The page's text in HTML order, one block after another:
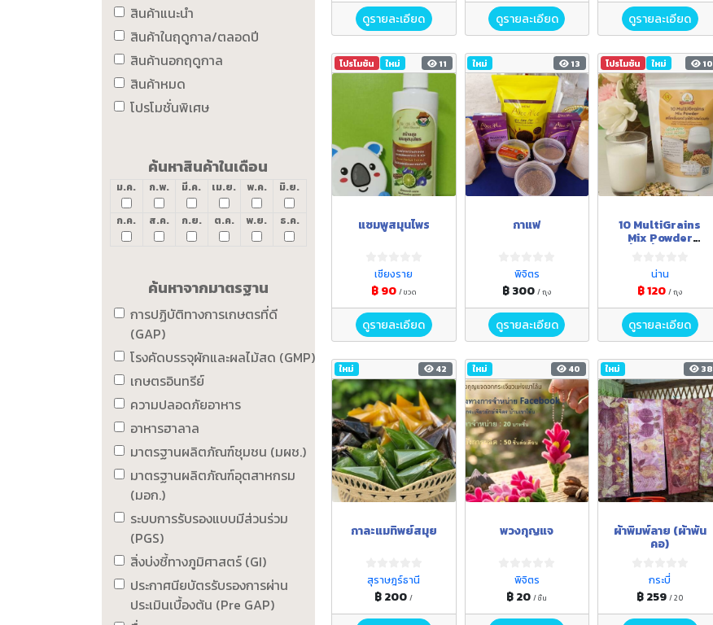
ดูรายละเอียด ดูรายละเอียด ดูรายละเอียด
โปรโมชัน ใหม่ 11
แซมพูสมุนไพร
เชียงราย
฿ 90 / ขวด
ดูรายละเอียด
ใหม่ 13
กาแฟ
พิจิตร
฿ 300 / ถุง
ดูรายละเอียด
โปรโมชัน ใหม่ 10
10 MultiGrains
Mix Powder
น่าน
฿ 120 / ถุง
ดูรายละเอียด
ใหม่ 42
กาละแมทิพย์สมุย
สุราษฎร์ธานี
฿ 200/
ใหม่ 40
พวงกุญแจ
พิจิตร
฿ 20/ ชิ้น
ใหม่ 38
ผ้าพิมพ์ลาย (ผ้าพัน
คอ)
กระบี่
฿ 259 / 20
สินค้าแนะนำ
สินค้าในฤดูกาล/ตลอดปี
สินค้านอกฤดูกาล
สินค้าหมด
โปรโมชั่นพิเศษ
ค้นหาสินค้าในเดือน
ม.ค. ก.พ. มี.ค. เม.ย. พ.ค. มิ.ย.
ก.ค. ส.ค. ก.ย. ต.ค. พ.ย. ธ.ค.
ค้นหาจากมาตรฐาน
การปฏิบัติทางการเกษตรที่ดี
(GAP)
โรงคัดบรรจุผักและผลไม้สด (GMP)
เกษตรอินทรีย์
ความปลอดภัยอาหาร
อาหารฮาลาล
มาตรฐานผลิตภัณฑ์ชุมชน (มผช.)
มาตรฐานผลิตภัณฑ์อุตสาหกรม
(มอก.)
ระบบการรับรองแบบมีส่วนร่วม
(PGS)
สิ่งบ่งชี้ทางภูมิศาสตร์ (GI)
ประกาศนียบัตรรับรองการผ่าน
ประเมินเบื้องต้น (Pre GAP)